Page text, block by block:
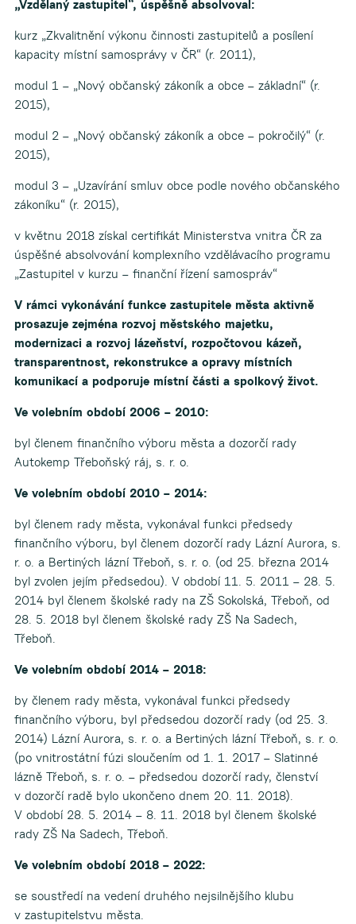
„Vzdělaný zastupitel“, úspěšně absolvoval:
kurz „Zkvalitnění výkonu činnosti zastupitelů a posílení
kapacity místní samosprávy v ČR“ (r. 2011),
modul 1 – „Nový občanský zákoník a obce – základní“ (r.
2015),
modul 2 – „Nový občanský zákoník a obce – pokročilý“ (r.
2015),
modul 3 – „Uzavírání smluv obce podle nového občanského
zákoníku“ (r. 2015),
v květnu 2018 získal certifikát Ministerstva vnitra ČR za
úspěšné absolvování komplexního vzdělávacího programu
„Zastupitel v kurzu – finanční řízení samospráv“
V rámci vykonávání funkce zastupitele města aktivně
prosazuje zejména rozvoj městského majetku,
modernizaci a rozvoj lázeňství, rozpočtovou kázeň,
transparentnost, rekonstrukce a opravy místních
komunikací a podporuje místní části a spolkový život.
Ve volebním období 2006 – 2010:
byl členem finančního výboru města a dozorčí rady
Autokemp Třeboňský ráj, s. r. o.
Ve volebním období 2010 – 2014:
byl členem rady města, vykonával funkci předsedy
finančního výboru, byl členem dozorčí rady Lázní Aurora, s.
r. o. a Bertiných lázní Třeboň, s. r. o. (od 25. března 2014
byl zvolen jejím předsedou). V období 11. 5. 2011 – 28. 5.
2014 byl členem školské rady na ZŠ Sokolská, Třeboň, od
28. 5. 2018 byl členem školské rady ZŠ Na Sadech,
Třeboň.
Ve volebním období 2014 – 2018:
by členem rady města, vykonával funkci předsedy
finančního výboru, byl předsedou dozorčí rady (od 25. 3.
2014) Lázní Aurora, s. r. o. a Bertiných lázní Třeboň, s. r. o.
(po vnitrostátní fúzi sloučením od 1. 1. 2017 – Slatinné
lázně Třeboň, s. r. o. – předsedou dozorčí rady, členství
v dozorčí radě bylo ukončeno dnem 20. 11. 2018).
V období 28. 5. 2014 – 8. 11. 2018 byl členem školské
rady ZŠ Na Sadech, Třeboň.
Ve volebním období 2018 – 2022:
se soustředí na vedení druhého nejsilnějšího klubu
v zastupitelstvu města.